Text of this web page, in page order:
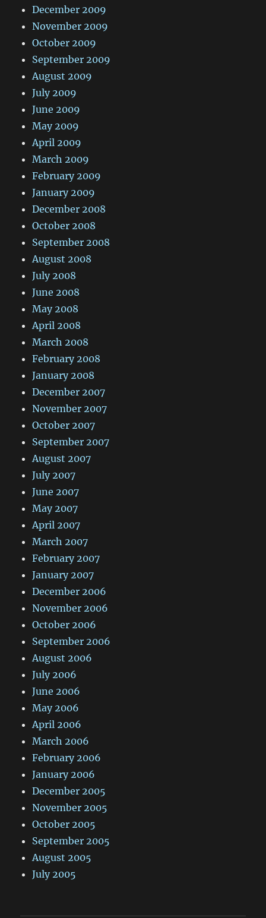
December 2009
November 2009
October 2009
September 2009
August 2009
July 2009
June 2009
May 2009
April 2009
March 2009
February 2009
January 2009
December 2008
October 2008
September 2008
August 2008
July 2008
June 2008
May 2008
April 2008
March 2008
February 2008
January 2008
December 2007
November 2007
October 2007
September 2007
August 2007
July 2007
June 2007
May 2007
April 2007
March 2007
February 2007
January 2007
December 2006
November 2006
October 2006
September 2006
August 2006
July 2006
June 2006
May 2006
April 2006
March 2006
February 2006
January 2006
December 2005
November 2005
October 2005
September 2005
August 2005
July 2005